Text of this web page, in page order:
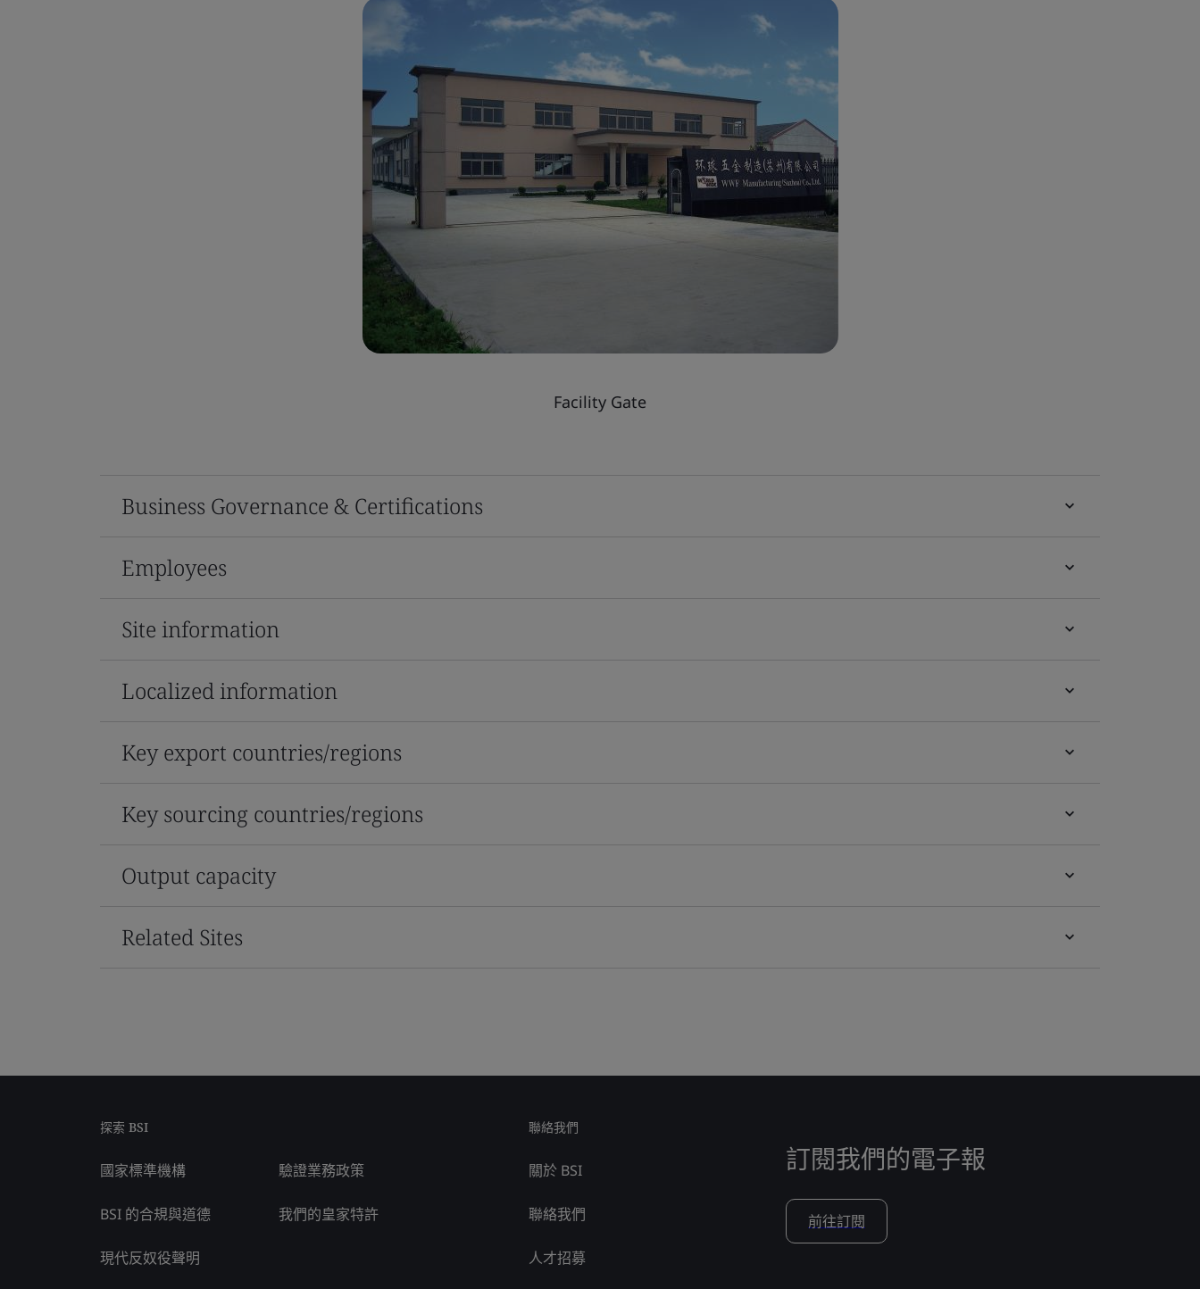
Facility Gate
Business Governance & Certifications
Employees
Site information
Localized information
Key export countries/regions
Key sourcing countries/regions
Output capacity
Related Sites
探索 BSI
國家標準機構
BSI 的合規與道德
現代反奴役聲明
驗證業務政策
我們的皇家特許
聯絡我們
關於 BSI
聯絡我們
人才招募
訂閱我們的電子報
前往訂閱